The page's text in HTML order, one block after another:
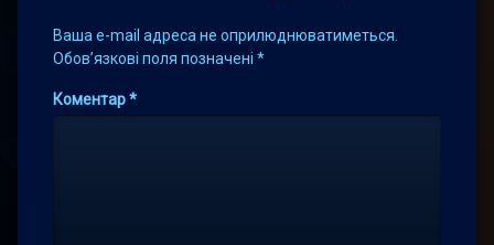
Ваша e-mail адреса не оприлюднюватиметься.
Обов’язкові поля позначені *
Коментар*